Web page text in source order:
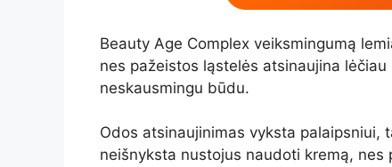
Beauty Age Сomplex veiksmingumą
nes pažeistos ląstelės atsinaujina
neskausmingu būdu.
Odos atsinaujinimas vyksta
neišnyksta nustojus naudoti kremą,